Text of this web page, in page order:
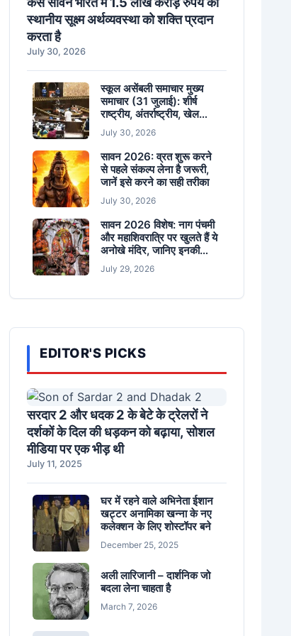
स्थानीय सूक्ष्म अर्थव्यवस्था को शक्ति प्रदान
करता है
July 30, 2026
स्कूल असेंबली समाचार मुख्य
समाचार (31 जुलाई): शीर्ष
राष्ट्रीय, अंतर्राष्ट्रीय, खेल
समाचार
July 30, 2026
सावन 2026: व्रत शुरू करने
से पहले संकल्प लेना है जरूरी,
जानें इसे करने का सही तरीका
July 30, 2026
सावन 2026 विशेष: नाग पंचमी
और महाशिवरात्रि पर खुलते हैं ये
अनोखे मंदिर, जानिए इनकी
पौराणिक परंपराएं
July 29, 2026
EDITOR'S PICKS
सरदार 2 और धदक 2 के बेटे के ट्रेलरों ने
दर्शकों के दिल की धड़कन को बढ़ाया, सोशल
मीडिया पर एक भीड़ थी
July 11, 2025
घर में रहने वाले अभिनेता ईशान
खट्टर अनामिका खन्ना के नए
कलेक्शन के लिए शोस्टॉपर बने
December 25, 2025
अली लारिजानी – दार्शनिक जो
बदला लेना चाहता है
March 7, 2026